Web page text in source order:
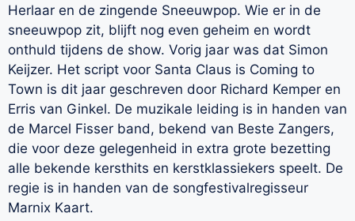
Herlaar en de zingende Sneeuwpop. Wie er in de
sneeuwpop zit, blijft nog even geheim en wordt
onthuld tijdens de show. Vorig jaar was dat Simon
Keijzer. Het script voor Santa Claus is Coming to
Town is dit jaar geschreven door Richard Kemper en
Erris van Ginkel. De muzikale leiding is in handen van
de Marcel Fisser band, bekend van Beste Zangers,
die voor deze gelegenheid in extra grote bezetting
alle bekende kersthits en kerstklassiekers speelt. De
regie is in handen van de songfestivalregisseur
Marnix Kaart.